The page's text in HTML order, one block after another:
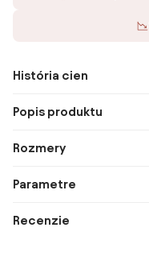
História cien
Popis produktu
Rozmery
Parametre
Recenzie